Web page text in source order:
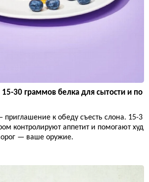
15-30 граммов белка для сытости и по
приглашение к обеду съесть слона. 15-3
контролируют аппетит и помогают худ
— ваше оружие.